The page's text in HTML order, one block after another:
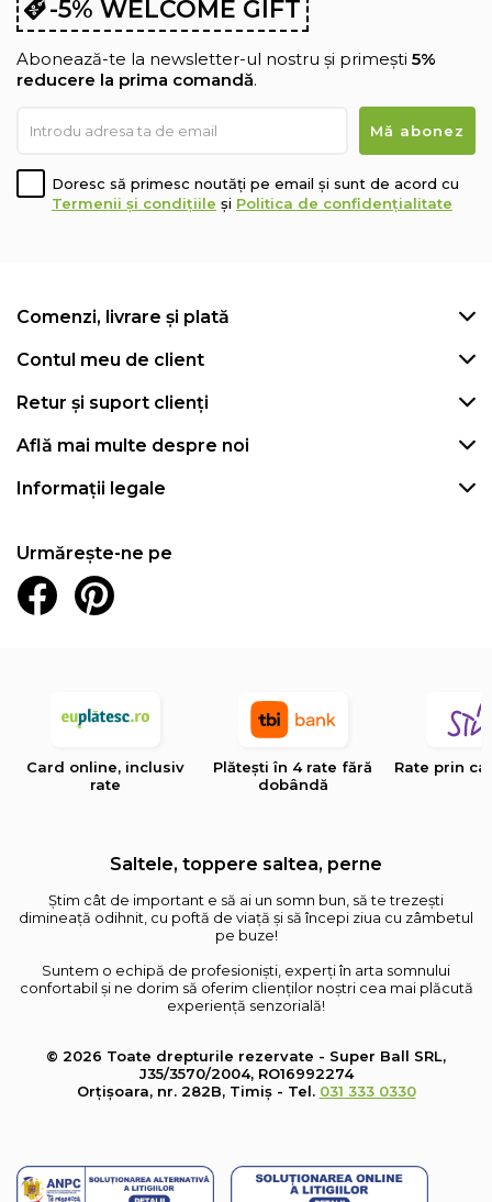
-5% WELCOME GIFT
Abonează-te la newsletter-ul nostru și primești 5%
reducere la prima comandă.
Doresc să primesc noutăți pe email și sunt de acord cu
Termenii și condițiile și Politica de confidențialitate
Comenzi, livrare și plată
Contul meu de client
Retur și suport clienți
Află mai multe despre noi
Informații legale
Urmărește-ne pe
Card online, inclusiv
rate
Plătești în 4 rate fără
dobândă
Rate prin
Saltele, toppere saltea, perne
Știm cât de important e să ai un somn bun, să te trezești
dimineață odihnit, cu poftă de viață și să începi ziua cu zâmbetul
pe buze!
Suntem o echipă de profesioniști, experți în arta somnului
confortabil și ne dorim să oferim clienților noștri cea mai plăcută
experiență senzorială!
© 2026 Toate drepturile rezervate - Super Ball SRL,
J35/3570/2004, RO16992274
Orțișoara, nr. 282B, Timiș - Tel. 031 333 0330